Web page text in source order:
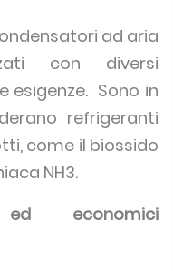
ad aria
con diversi
esigenze. Sono in
refrigeranti
come il biossido
NH3.
economici